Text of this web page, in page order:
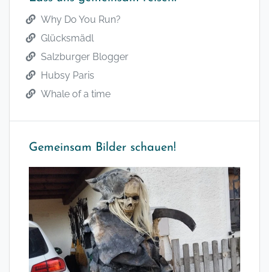
Why Do You Run?
Glücksmädl
Salzburger Blogger
Hubsy Paris
Whale of a time
Gemeinsam Bilder schauen!